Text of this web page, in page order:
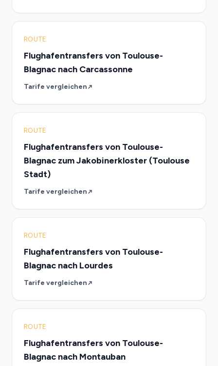
ROUTE
Flughafentransfers von Toulouse-
Blagnac nach Carcassonne
Tarife vergleichen
ROUTE
Flughafentransfers von Toulouse-
Blagnac zum Jakobinerkloster (Toulouse
Stadt)
Tarife vergleichen
ROUTE
Flughafentransfers von Toulouse-
Blagnac nach Lourdes
Tarife vergleichen
ROUTE
Flughafentransfers von Toulouse-
Blagnac nach Montauban